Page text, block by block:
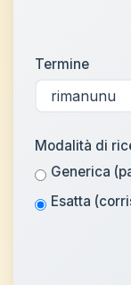
Termine
Modalità di
Generica
Esatta